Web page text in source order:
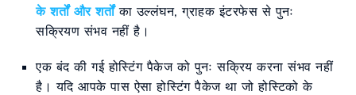
के शर्तों और शर्तोंका उल्लंघन, ग्राहक इंटरफेस से पुनः
सक्रियण संभव नहीं है।
एक बंद की गई होस्टिंग पैकेज को पुनः सक्रिय करना संभव नहीं
है। यदि आपके पास ऐसा होस्टिंग पैकेज था जो होस्टिको के